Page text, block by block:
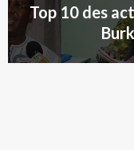
Top 10 des